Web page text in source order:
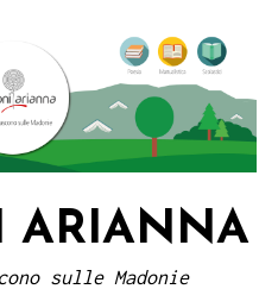
ARIANNA
sulle Madonie